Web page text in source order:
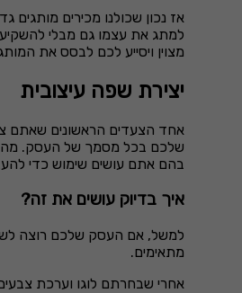
אז נכון שכולנו מכירים
למתג את עצמו גם מבלי
מצוין ויסייע לכם לבסס את
יצירת שפה עיצובית
אחד הצעדים הראשונים שאתם
שלכם בכל מסמך של העסק. מהי
בהם אתם עושים שימוש כדי
איך בדיוק עושים את זה?
למשל, אם העסק שלכם רוצה לשדר
מתאימים.
אחרי שבחרתם לוגו וערכת